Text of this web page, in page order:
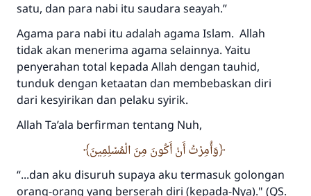
satu, dan para nabi itu saudara seayah.”
Agama para nabi itu adalah agama Islam. Allah
tidak akan menerima agama selainnya. Yaitu
penyerahan total kepada Allah dengan tauhid,
tunduk dengan ketaatan dan membebaskan diri
dari kesyirikan dan pelaku syirik.
Allah Ta’ala berfirman tentang Nuh,
وَأُمِرْتُ أَنْ أَكُونَ مِنَ الْمُسْلِمِينَ
“...dan aku disuruh supaya aku termasuk golongan
orang-orang yang berserah diri (kepada-Nya)." (QS.